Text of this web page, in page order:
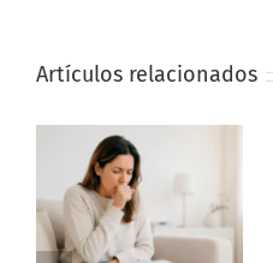
Artículos relacionados